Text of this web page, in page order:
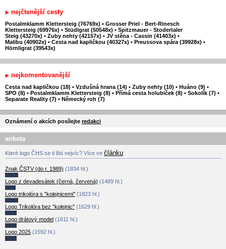
nejčtenější cesty
Postalmklamm Klettersteig (76769x) • Grosser Priel - Bert-Rinesch
Klettersteig (69976x) • Stüdlgrat (50548x) • Spitzmauer - Stodertaler
Steig (43270x) • Zuby nehty (42157x) • JV stěna - Cassin (41403x) •
Malibu (40902x) • Cesta nad kapličkou (40327x) • Preussova spára (39928x) •
Hörnligrat (39543x)
nejkomentovanější
Cesta nad kapličkou (18) • Vzdušná hrana (14) • Zuby nehty (10) • Huáno (9) •
SPO (8) • Postalmklamm Klettersteig (8) • Přímá cesta holubiček (8) • Sokolík (7) •
Separate Reality (7) • Německý roh (7)
Oznámení o akcích posílejte redakci
anketa
Které logo ČHS se ti líbí nejvíc? Více ve článku
Znak ČSTV (do r. 1989) (1834 hl.)
Logo z devadesátek (černá, červená) (1489 hl.)
Logo trikolóra s "kolejnicemi" (1823 hl.)
Logo Trikolóra bez "kolejnic" (1629 hl.)
Logo drátový model (1611 hl.)
Logo 2025 (1592 hl.)